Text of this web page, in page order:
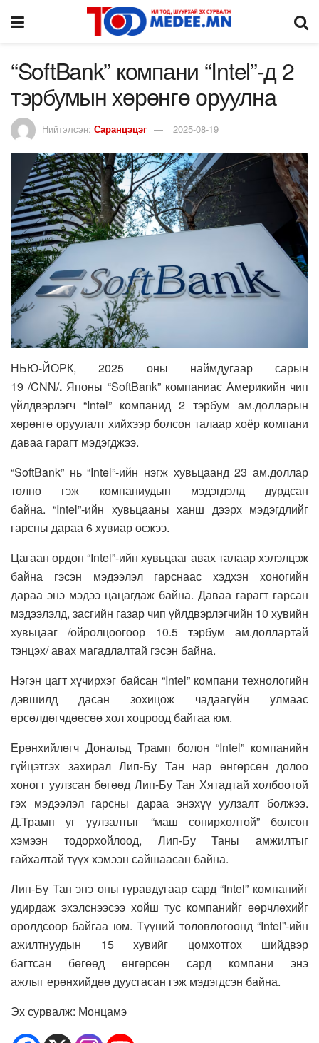
“SoftBank” компани “Intel”-д 2
тэрбумын хөрөнгө оруулна
Нийтэлсэн: Саранцэцэг 2025-08-19
НЬЮ-ЙОРК, 2025 оны наймдугаар сарын
19 /CNN/. Японы “SoftBank” компаниас Америкийн чип
үйлдвэрлэгч “Intel” компанид 2 тэрбум ам.долларын
хөрөнгө оруулалт хийхээр болсон талаар хоёр компани
даваа гарагт мэдэгджээ.
“SoftBank” нь “Intel”-ийн нэгж хувьцаанд 23 ам.доллар
төлнө гэж компаниудын мэдэгдэлд дурдсан
байна. “Intel”-ийн хувьцааны ханш дээрх мэдэгдлийг
гарсны дараа 6 хувиар өсжээ.
Цагаан ордон “Intel”-ийн хувьцааг авах талаар хэлэлцэж
байна гэсэн мэдээлэл гарснаас хэдхэн хоногийн
дараа энэ мэдээ цацагдаж байна. Даваа гарагт гарсан
мэдээлэлд, засгийн газар чип үйлдвэрлэгчийн 10 хувийн
хувьцааг /ойролцоогоор 10.5 тэрбум ам.доллартай
тэнцэх/ авах магадлалтай гэсэн байна.
Нэгэн цагт хүчирхэг байсан “Intel” компани технологийн
дэвшилд дасан зохицож чадаагүйн улмаас
өрсөлдөгчдөөсөө хол хоцроод байгаа юм.
Ерөнхийлөгч Дональд Трамп болон “Intel” компанийн
гүйцэтгэх захирал Лип-Бу Тан нар өнгөрсөн долоо
хоногт уулзсан бөгөөд Лип-Бу Тан Хятадтай холбоотой
гэх мэдээлэл гарсны дараа энэхүү уулзалт болжээ.
Д.Трамп уг уулзалтыг “маш сонирхолтой” болсон
хэмээн тодорхойлоод, Лип-Бу Таны амжилтыг
гайхалтай түүх хэмээн сайшаасан байна.
Лип-Бу Тан энэ оны гуравдугаар сард “Intel” компанийг
удирдаж эхэлснээсээ хойш тус компанийг өөрчлөхийг
оролдсоор байгаа юм. Түүний төлөвлөгөөнд “Intel”-ийн
ажилтнуудын 15 хувийг цомхотгох шийдвэр
багтсан бөгөөд өнгөрсөн сард компани энэ
ажлыг ерөнхийдөө дуусгасан гэж мэдэгдсэн байна.
Эх сурвалж: Монцамэ